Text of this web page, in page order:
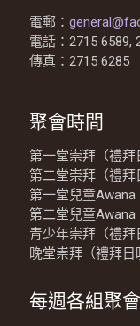
電郵：
電話：2715 6589,
傳真：2715 6285
聚會時間
第一堂崇拜（禮拜
第二堂崇拜（禮拜
第一堂兒童Awana
第二堂兒童Awana
青少年崇拜（禮拜
晚堂崇拜（禮拜日
每週各組聚會